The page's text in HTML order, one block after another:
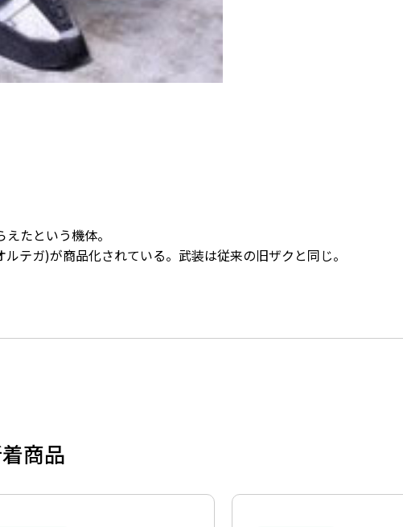
たという機体。
テガ)が商品化されている。武装は従来の旧ザクと同じ。
商品